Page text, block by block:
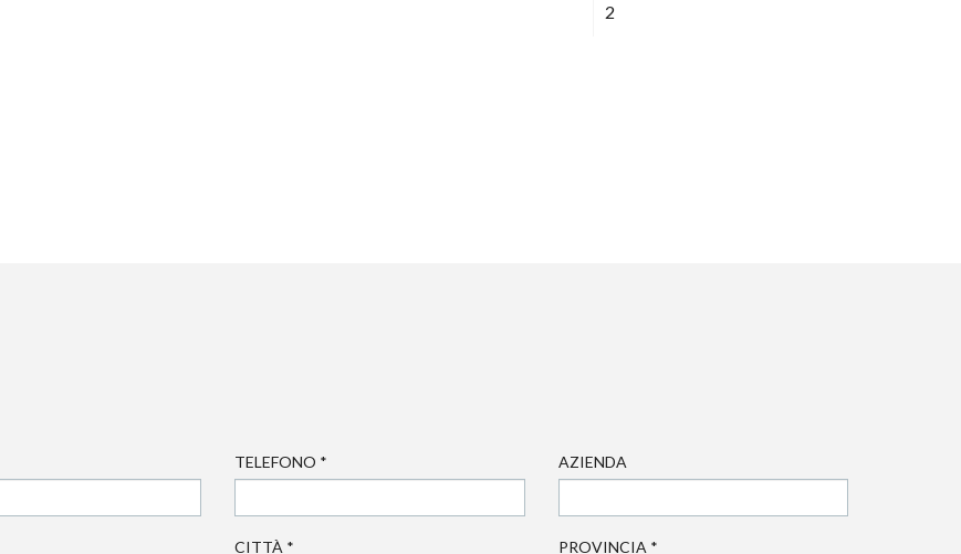
2
TELEFONO * AZIENDA
CITTÀ * PROVINCIA *